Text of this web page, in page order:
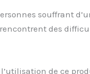
souffrant
des
de ce